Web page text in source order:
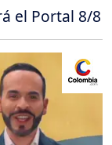
el Portal 8/8